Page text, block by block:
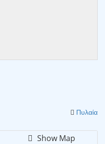
Πυλαία
Show Map